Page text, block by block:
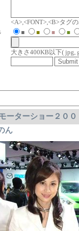
<A>,<FONT>,<B>タグ
■ ■ ■ ■
大きさ400KB以下( jpg,
ーターショー２０
ん